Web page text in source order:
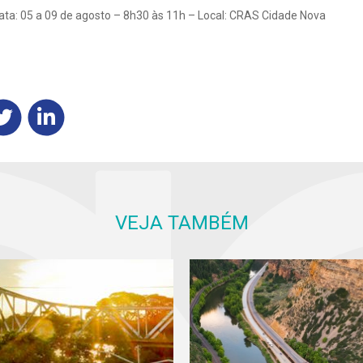
05 a 09 de agosto – 8h30 às 11h – Local: CRAS Cidade Nova
VEJA TAMBÉM